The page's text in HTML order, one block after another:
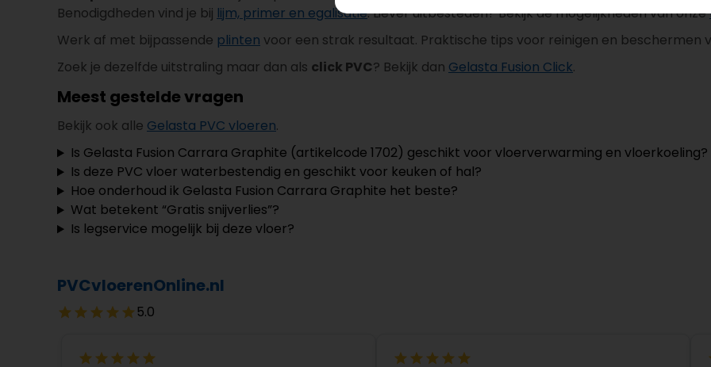
Benodigdheden vind je bij lijm, primer en egalisatie. Liever uitbesteden? Bekijk de mogelijkheden van onze
Werk af met bijpassende plinten voor een strak resultaat. Praktische tips voor reinigen en beschermen
Zoek je dezelfde uitstraling maar dan als click PVC? Bekijk dan Gelasta Fusion Click.
Meest gestelde vragen
Bekijk ook alle Gelasta PVC vloeren.
Is Gelasta Fusion Carrara Graphite (artikelcode 1702) geschikt voor vloerverwarming en vloerkoeling?
Is deze PVC vloer waterbestendig en geschikt voor keuken of hal?
Hoe onderhoud ik Gelasta Fusion Carrara Graphite het beste?
Wat betekent “Gratis snijverlies”?
Is legservice mogelijk bij deze vloer?
PVCvloerenOnline.nl
5.0